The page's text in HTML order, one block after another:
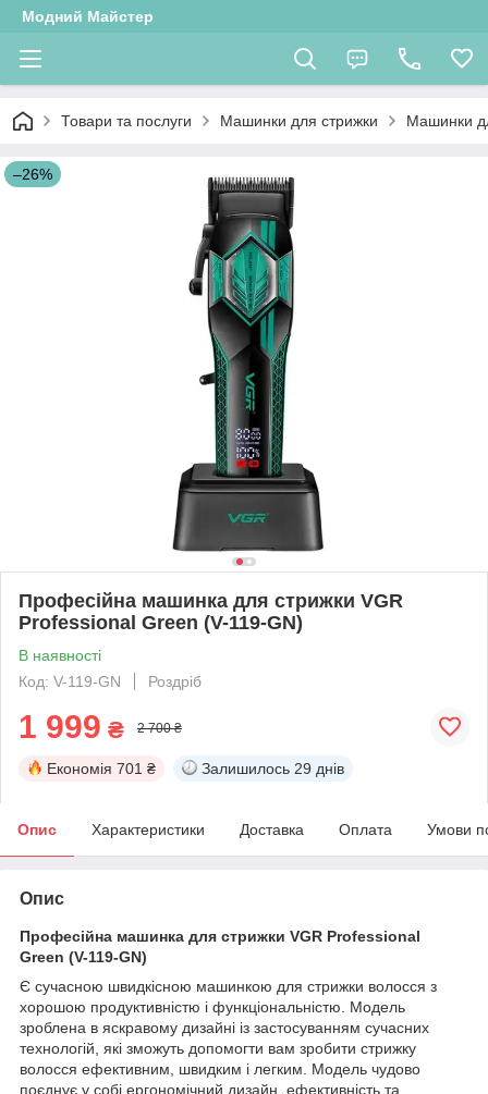
Модний Майстер
Товари та послуги Машинки для стрижки Машинки
–26%
Професійна машинка для стрижки VGR
Professional Green (V-119-GN)
В наявності
Код: V-119-GN
Роздріб
1 999 ₴ 2 700 ₴
Економія 701 ₴ Залишилось 29 днів
Опис Характеристики Доставка Оплата Умови
Опис
Професійна машинка для стрижки VGR Professional
Green (V-119-GN)
Є сучасною швидкісною машинкою для стрижки волосся з
хорошою продуктивністю і функціональністю. Модель
зроблена в яскравому дизайні із застосуванням сучасних
технологій, які зможуть допомогти вам зробити стрижку
волосся ефективним, швидким і легким. Модель чудово
поєднує у собі ергономічний дизайн, ефективність та